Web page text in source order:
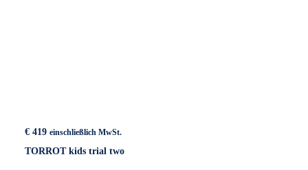
€ 419 einschließlich MwSt.
TORROT kids trial two